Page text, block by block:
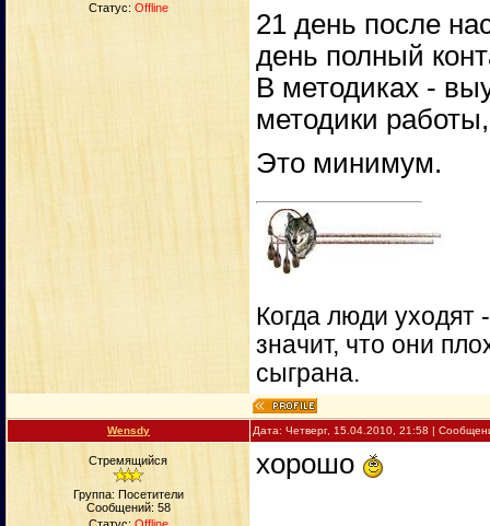
Статус: Offline
21 день после
день полный
В методиках -
методики
Это минимум.
Когда люди уходят
значит, что они
сыграна.
Wensdy Дата: Четверг, 15.04.2010, 21:58 |
Стремящийся
Группа: Посетители
Сообщений: 58
хорошо